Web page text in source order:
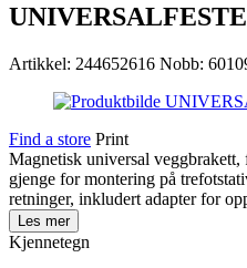
Artikkel: 244652616 Nobb:
Find a store Print
Magnetisk universal
gjenge for montering på
retninger, inkludert adapter for
Les mer
Kjennetegn